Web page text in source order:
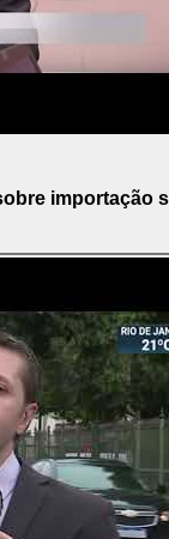
importação